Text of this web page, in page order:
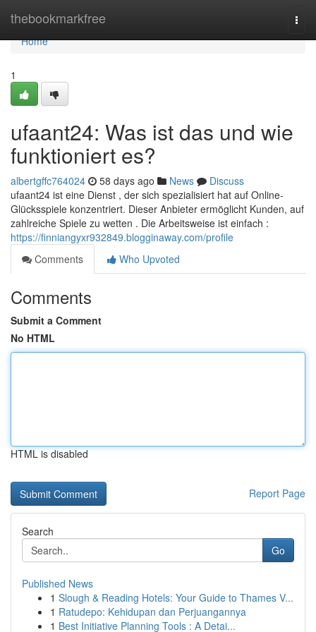
thebookmarkfree
Home
Home
1
ufaant24: Was ist das und wie
funktioniert es?
albertgffc764024 58 days ago News
Discuss
ufaant24 ist eine Dienst , der sich spezialisiert hat auf Online-
Glücksspiele konzentriert. Dieser Anbieter ermöglicht Kunden, auf
zahlreiche Spiele zu wetten . Die Arbeitsweise ist einfach :
https://finniangyxr932849.blogginaway.com/profile
Comments
Who Upvoted
Comments
Submit a Comment
No HTML
HTML is disabled
Report Page
Search
Go
Published News
1 Slough & Reading Hotels: Your Guide to Thames V...
1 Ratudepo: Kehidupan dan Perjuangannya
1 Best Initiative Planning Tools : A Detai...